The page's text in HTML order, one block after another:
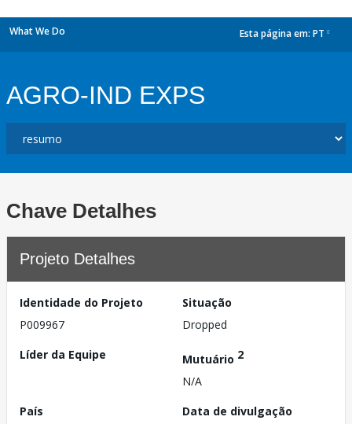
What We Do Esta página em: PT
AGRO-IND EXPS
Chave Detalhes
Projeto Detalhes
Identidade do Projeto
P009967
Situação
Dropped
Líder da Equipe
Mutuário 2
N/A
País
Data de divulgação